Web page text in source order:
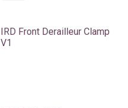
IRD Front Derailleur Clamp
V1